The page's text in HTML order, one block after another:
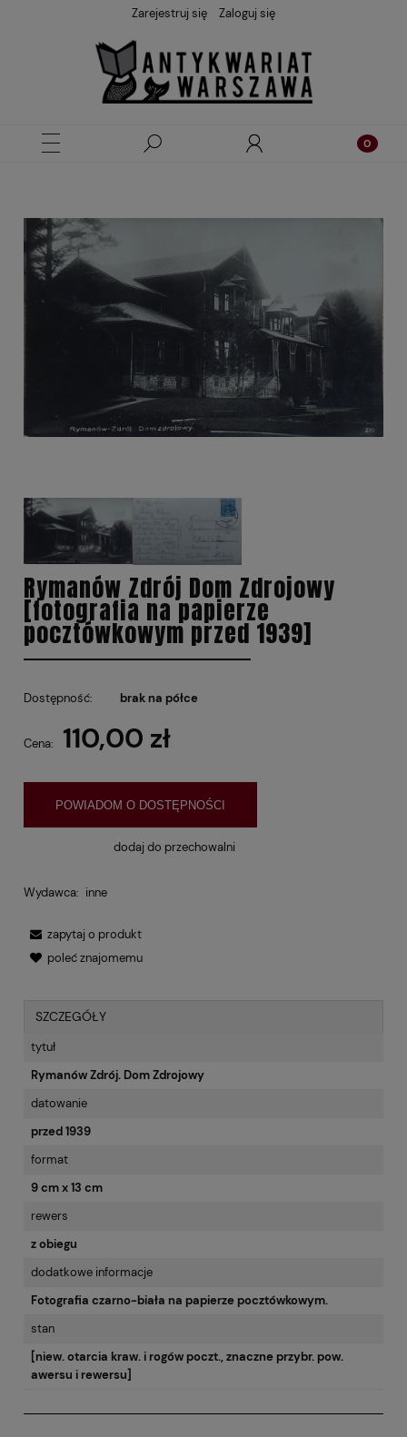
Zarejestruj się Zaloguj się
Rymanów Zdrój Dom Zdrojowy
[fotografia na papierze
pocztówkowym przed 1939]
Dostępność: brak na półce
Cena: 110,00 zł
POWIADOM O DOSTĘPNOŚCI
dodaj do przechowalni
Wydawca: inne
zapytaj o produkt
poleć znajomemu
SZCZEGÓŁY
tytuł
Rymanów Zdrój. Dom Zdrojowy
datowanie
przed 1939
format
9 cm x 13 cm
rewers
z obiegu
dodatkowe informacje
Fotografia czarno-biała na papierze pocztówkowym.
stan
[niew. otarcia kraw. i rogów poczt., znaczne przybr. pow.
awersu i rewersu]